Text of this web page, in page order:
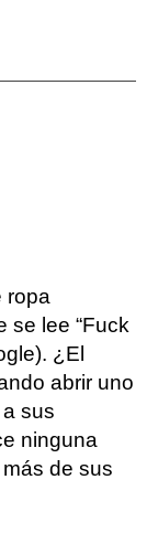
ropa
se lee “Fuck
¿El
abrir uno
sus
ninguna
de sus